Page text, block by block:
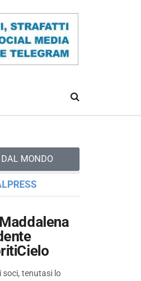
MONDO
soci, tenutasi lo